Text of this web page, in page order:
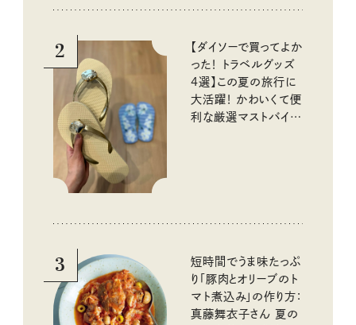
2
【ダイソーで買ってよか
った！ トラベルグッズ
4選】この夏の旅行に
大活躍！ かわいくて便
利な厳選マストバイア
3
短時間でうま味たっぷ
り「豚肉とオリーブのト
マト煮込み」の作り方：
真藤舞衣子さん 夏の